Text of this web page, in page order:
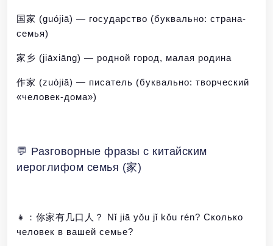
国家 (guójiā) — государство (буквально: страна-
семья)
家乡 (jiāxiāng) — родной город, малая родина
作家 (zuòjiā) — писатель (буквально: творческий
«человек-дома»)
💬 Разговорные фразы с китайским
иероглифом семья (家)
👧：你家有几口人？ Nǐ jiā yǒu jǐ kǒu rén? Сколько
человек в вашей семье?